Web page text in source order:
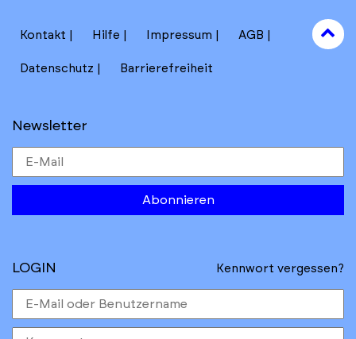
Kontakt Hilfe Impressum AGB
Datenschutz Barrierefreiheit
Newsletter
Abonnieren
to
top
LOGIN Kennwort vergessen?